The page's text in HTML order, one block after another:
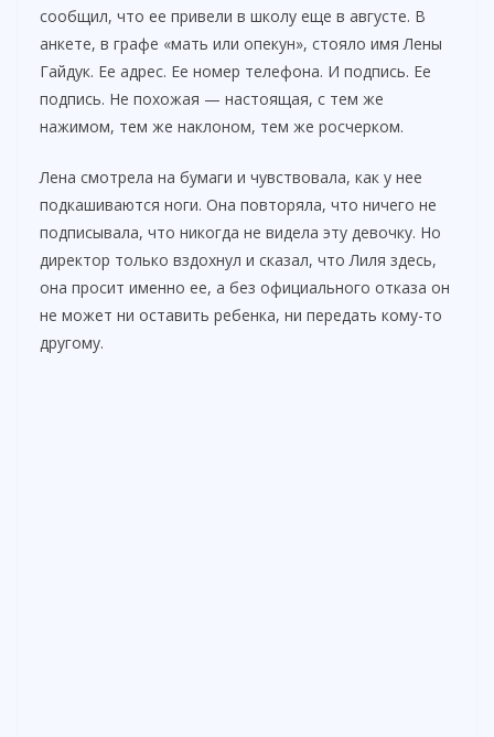
o
сообщил, что ее привели в школу еще в августе. В
анкете, в графе «мать или опекун», стояло имя Лены
Гайдук. Ее адрес. Ее номер телефона. И подпись. Ее
подпись. Не похожая — настоящая, с тем же
нажимом, тем же наклоном, тем же росчерком.
Лена смотрела на бумаги и чувствовала, как у нее
подкашиваются ноги. Она повторяла, что ничего не
подписывала, что никогда не видела эту девочку. Но
директор только вздохнул и сказал, что Лиля здесь,
она просит именно ее, а без официального отказа он
не может ни оставить ребенка, ни передать кому-то
другому.